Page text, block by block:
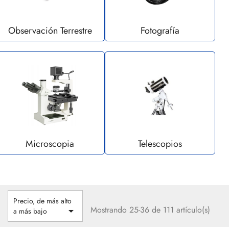
Observación Terrestre Fotografía
Microscopia Telescopios
Precio, de más alto
a más bajo
 Mostrando 25-36 de 111 artículo(s)